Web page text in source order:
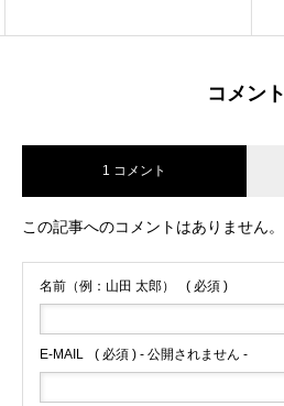
コメント
1 コメント
この記事へのコメントはありません。
名前（例：山田 太郎） ( 必須 )
E-MAIL ( 必須 ) - 公開されません -